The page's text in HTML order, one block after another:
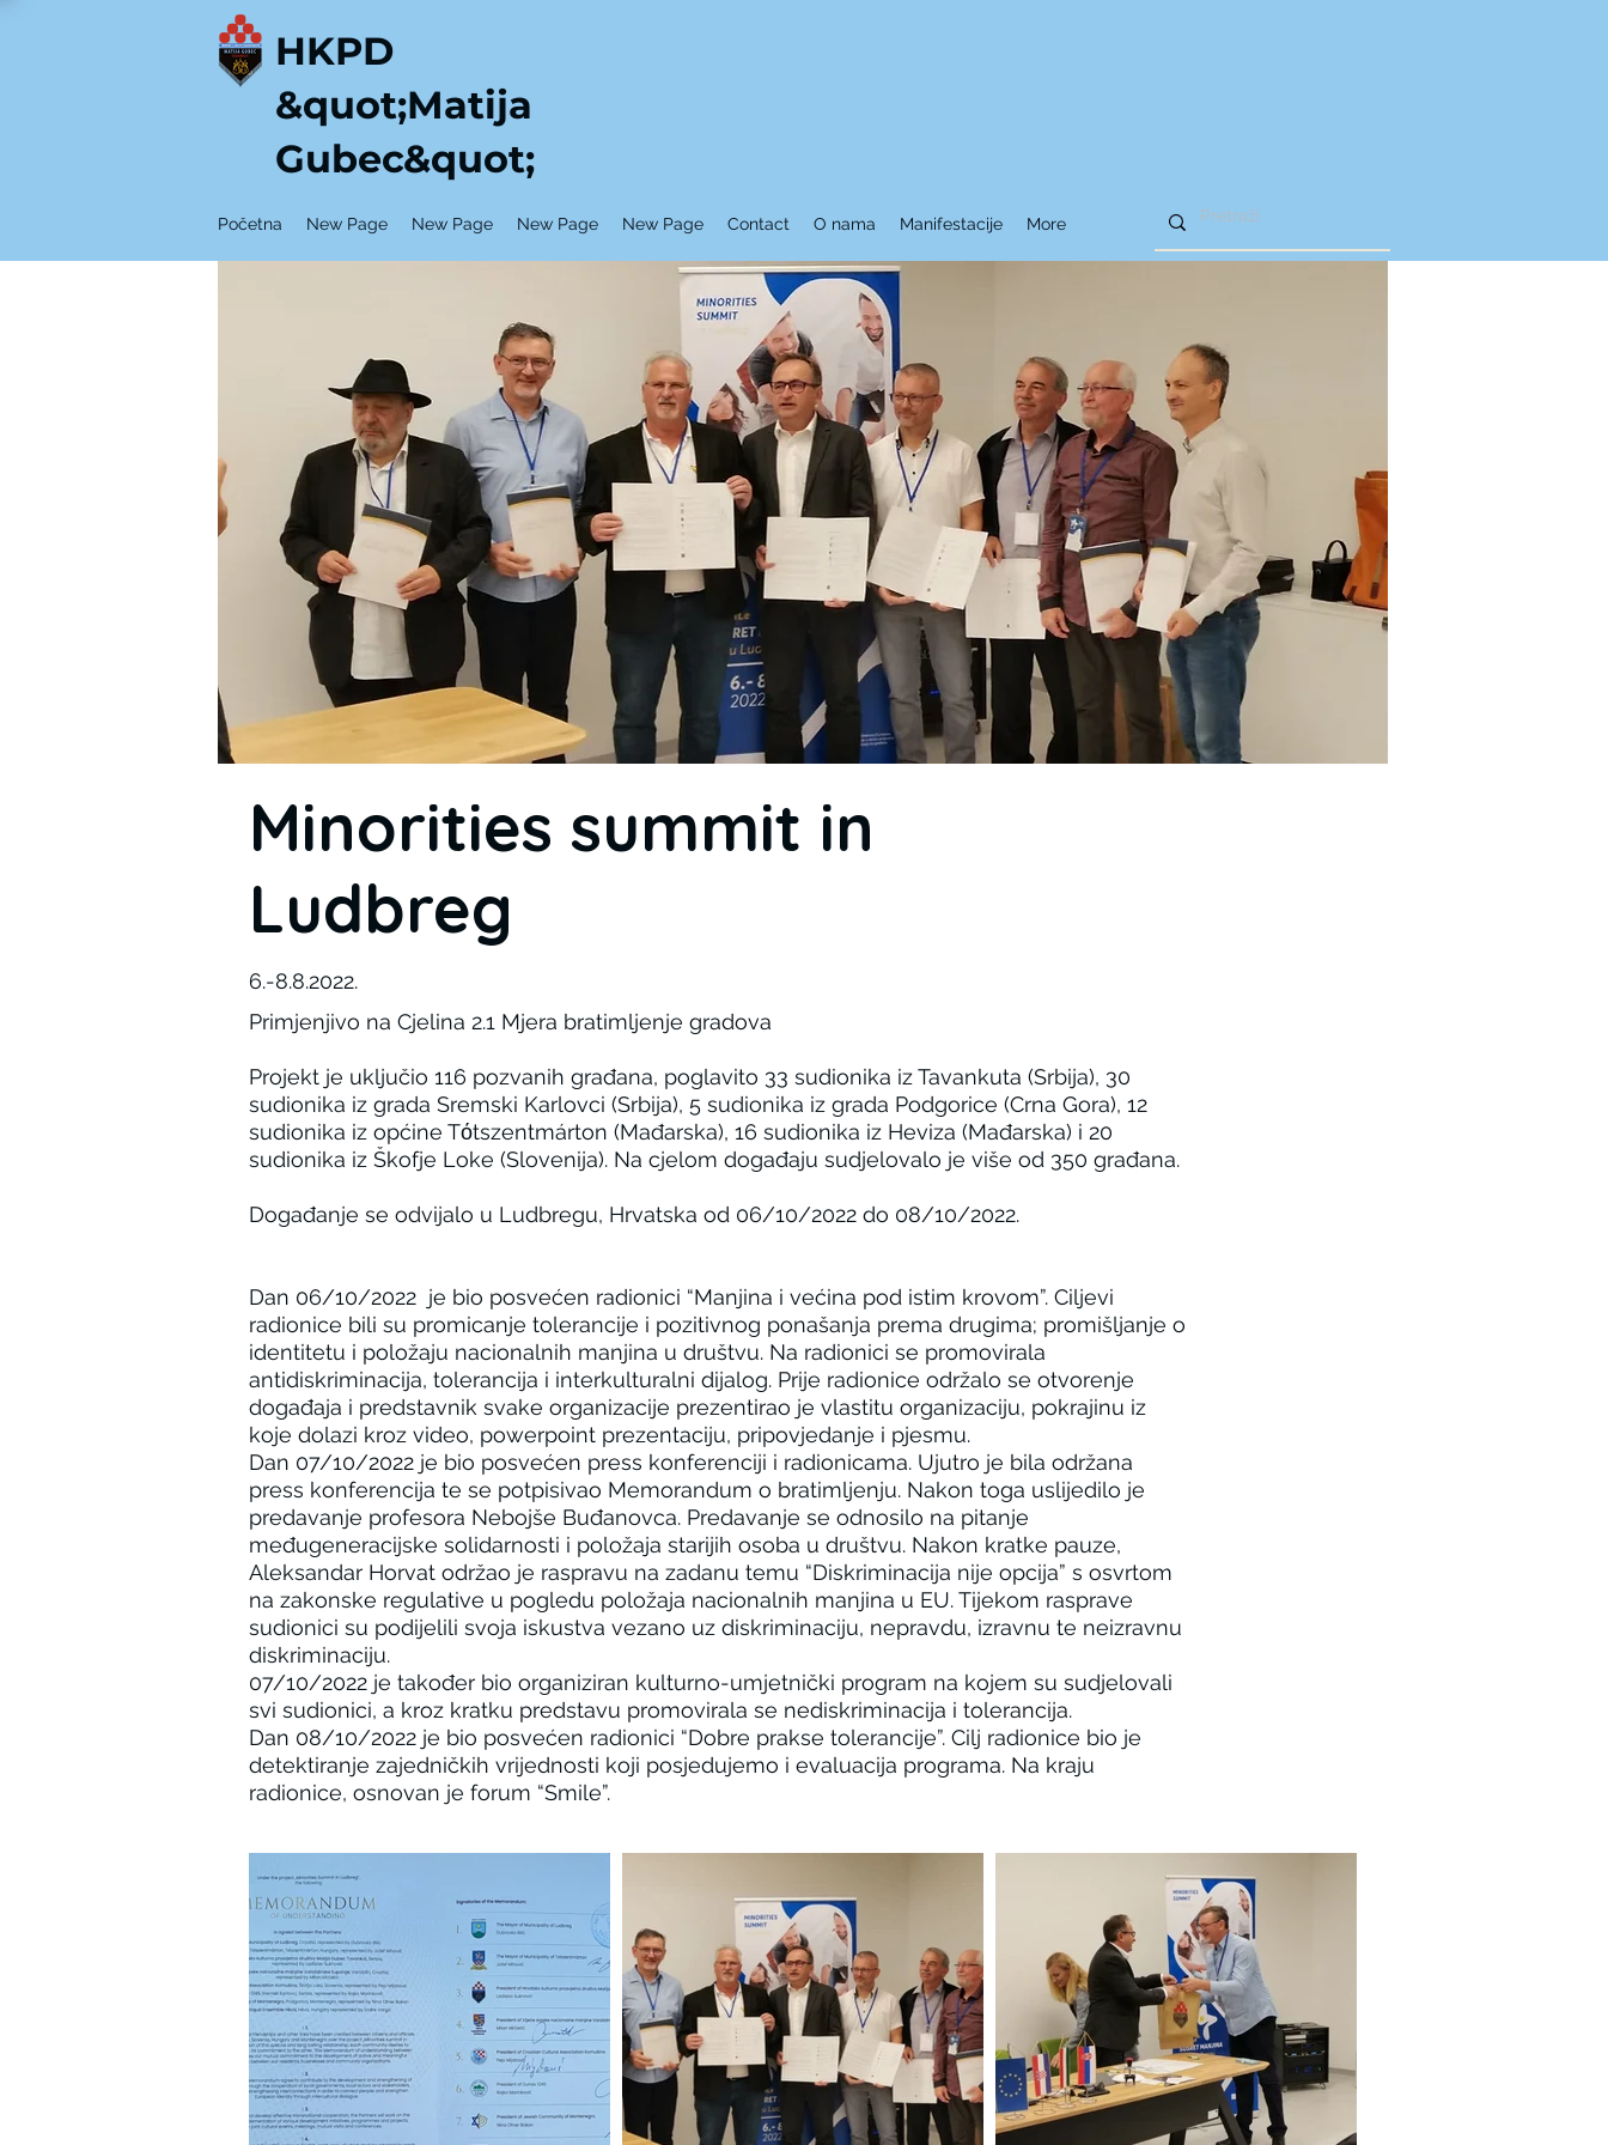
HKPD
&quot;Matija
Gubec&quot;
Početna New Page New Page New Page New Page Contact O nama Manifestacije More
Minorities summit in
Ludbreg
6.-8.8.2022.
Primjenjivo na Cjelina 2.1 Mjera bratimljenje gradova
Projekt je uključio 116 pozvanih građana, poglavito 33 sudionika iz Tavankuta (Srbija), 30
sudionika iz grada Sremski Karlovci (Srbija), 5 sudionika iz grada Podgorice (Crna Gora), 12
sudionika iz općine Tόtszentmárton (Mađarska), 16 sudionika iz Heviza (Mađarska) i 20
sudionika iz Škofje Loke (Slovenija). Na cjelom događaju sudjelovalo je više od 350 građana.
Događanje se odvijalo u Ludbregu, Hrvatska od 06/10/2022 do 08/10/2022.
Dan 06/10/2022 je bio posvećen radionici “Manjina i većina pod istim krovom”. Ciljevi
radionice bili su promicanje tolerancije i pozitivnog ponašanja prema drugima; promišljanje o
identitetu i položaju nacionalnih manjina u društvu. Na radionici se promovirala
antidiskriminacija, tolerancija i interkulturalni dijalog. Prije radionice održalo se otvorenje
događaja i predstavnik svake organizacije prezentirao je vlastitu organizaciju, pokrajinu iz
koje dolazi kroz video, powerpoint prezentaciju, pripovjedanje i pjesmu.
Dan 07/10/2022 je bio posvećen press konferenciji i radionicama. Ujutro je bila održana
press konferencija te se potpisivao Memorandum o bratimljenju. Nakon toga uslijedilo je
predavanje profesora Nebojše Buđanovca. Predavanje se odnosilo na pitanje
međugeneracijske solidarnosti i položaja starijih osoba u društvu. Nakon kratke pauze,
Aleksandar Horvat održao je raspravu na zadanu temu “Diskriminacija nije opcija” s osvrtom
na zakonske regulative u pogledu položaja nacionalnih manjina u EU. Tijekom rasprave
sudionici su podijelili svoja iskustva vezano uz diskriminaciju, nepravdu, izravnu te neizravnu
diskriminaciju.
07/10/2022 je također bio organiziran kulturno-umjetnički program na kojem su sudjelovali
svi sudionici, a kroz kratku predstavu promovirala se nediskriminacija i tolerancija.
Dan 08/10/2022 je bio posvećen radionici “Dobre prakse tolerancije”. Cilj radionice bio je
detektiranje zajedničkih vrijednosti koji posjedujemo i evaluacija programa. Na kraju
radionice, osnovan je forum “Smile”.